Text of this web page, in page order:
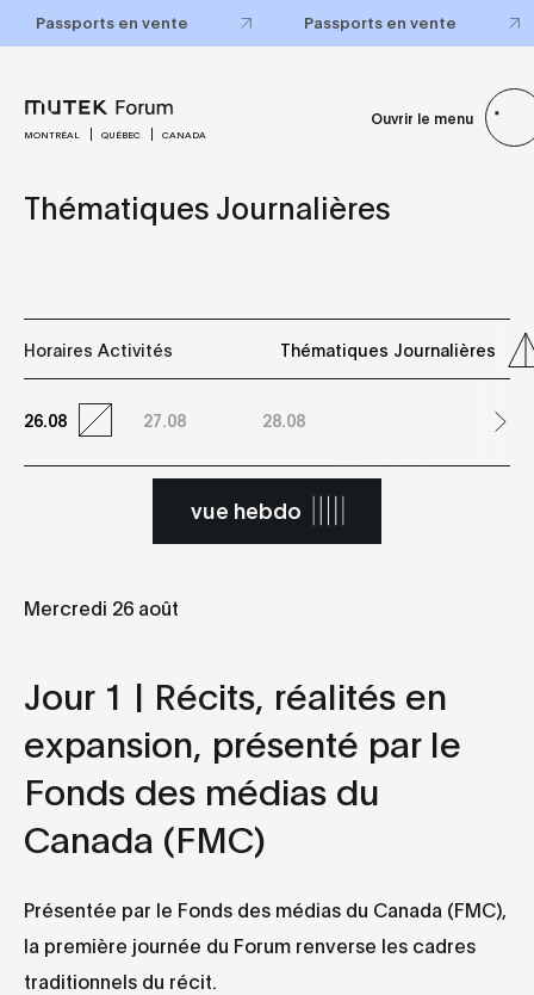
Passports en vente Passports en vente
MONTRÉAL QUÉBEC CANADA
Ouvrir le menu
Thématiques Journalières
Horaires Activités Thématiques Journalières
26.08 27.08 28.08
vue hebdo
Mercredi 26 août
Jour 1 | Récits, réalités en
expansion, présenté par le
Fonds des médias du
Canada (FMC)
Présentée par le Fonds des médias du Canada (FMC),
la première journée du Forum renverse les cadres
traditionnels du récit.
26
AOÛT
Jour 1 | Récits,
réalités en
Fonds des
médias du
27
AOÛT
Jour 2 |
Technologies,
Atrium et
présenté par
DistroKid
09h00